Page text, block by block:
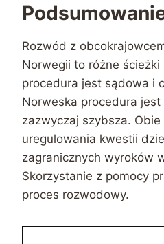
Rozwód z
Norwegii to różne ścieżki
procedura jest sądowa i
Norweska procedura
zazwyczaj szybsza.
uregulowania kwestii
zagranicznych wyroków
Skorzystanie z pomocy
proces rozwodowy.